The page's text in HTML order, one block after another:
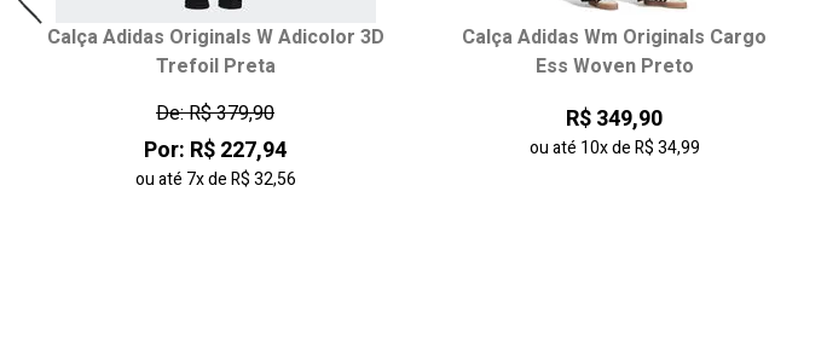
Calça Adidas Originals W Adicolor 3D
Trefoil Preta
De: R$ 379,90
Por: R$ 227,94
ou até 7xdeR$ 32,56
Calça Adidas Wm Originals Cargo
Ess Woven Preto
R$ 349,90
ou até 10xdeR$ 34,99